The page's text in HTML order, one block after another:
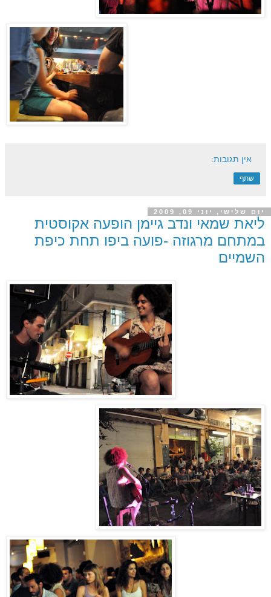
אין תגובות:
שתף
יום שלישי, יוני 09, 2009
ליאת שמאי ונדב גיימן הופעה אקוסטית
במתחם מרגוזה -פועה ביפו תחת כיפת
השמיים